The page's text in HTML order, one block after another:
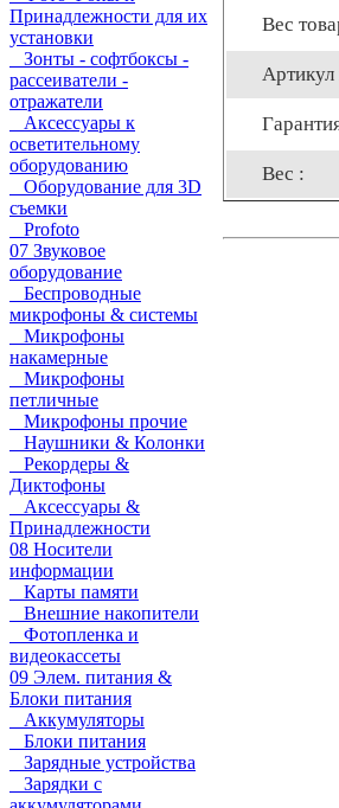
Принадлежности для их
установки
Зонты - софтбоксы -
рассеиватели -
отражатели
Аксессуары к
осветительному
оборудованию
Оборудование для 3D
съемки
Profoto
07 Звуковое
оборудование
Беспроводные
микрофоны & системы
Микрофоны
накамерные
Микрофоны
петличные
Микрофоны прочие
Наушники & Колонки
Рекордеры &
Диктофоны
Аксессуары &
Принадлежности
08 Носители
информации
Карты памяти
Внешние накопители
Фотопленка и
видеокассеты
09 Элем. питания &
Блоки питания
Аккумуляторы
Блоки питания
Зарядные устройства
Зарядки с
Вес
Артикул
Вес :